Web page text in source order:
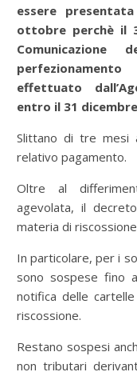
essere
ottobre perchè il
effettuato
entro il 31
Slittano di tre mesi
relativo pagamento.
Oltre al
agevolata, il
materia di
In particolare, per i
sono sospese fino
notifica delle
riscossione.
Restano sospesi
non tributari